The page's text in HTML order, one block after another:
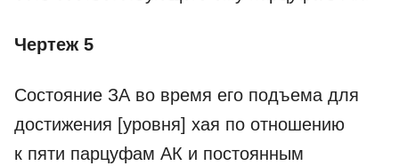
Чертеж 5
Состояние ЗА во время его подъема для
достижения [уровня] хая по отношению
к пяти парцуфам АК и постоянным